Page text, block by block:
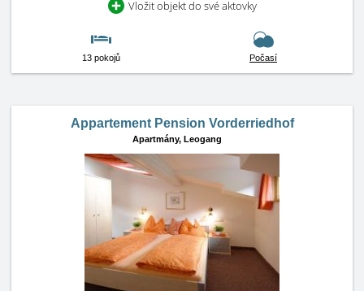
Vložit objekt do své aktovky
13 pokojů Počasí
Appartement Pension Vorderriedhof
Apartmány, Leogang